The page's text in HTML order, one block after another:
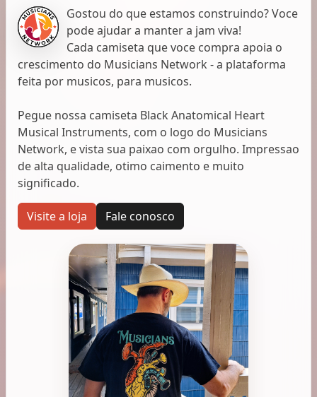
Gostou do que estamos construindo? Voce
pode ajudar a manter a jam viva!
Cada camiseta que voce compra apoia o
crescimento do Musicians Network - a plataforma
feita por musicos, para musicos.
Pegue nossa camiseta Black Anatomical Heart
Musical Instruments, com o logo do Musicians
Network, e vista sua paixao com orgulho. Impressao
de alta qualidade, otimo caimento e muito
significado.
Visite a loja Fale conosco